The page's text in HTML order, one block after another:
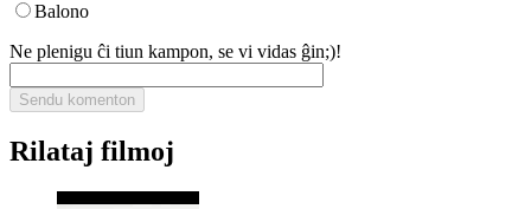
Balono
Ne plenigu ĉi tiun kampon, se vi vidas ĝin;)!
Rilataj filmoj